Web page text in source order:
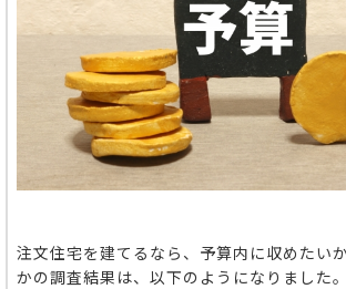
注文住宅を建てるなら、予算内に収めたい
かの調査結果は、以下のようになりました。